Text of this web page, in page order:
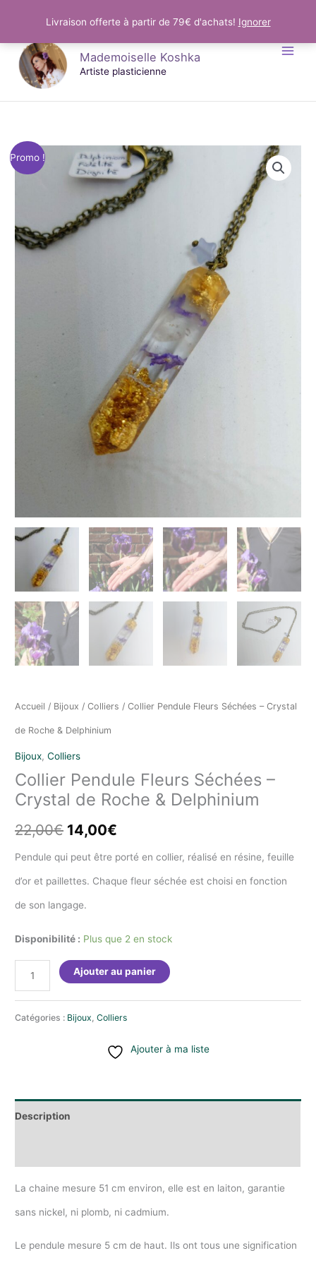
Livraison offerte à partir de 79€ d'achats! Ignorer
contenu Mademoiselle Koshka
Artiste plasticienne
Promo !
Accueil / Bijoux /Colliers / Collier Pendule Fleurs Séchées – Crystal
de Roche & Delphinium
Bijoux,Colliers
Collier Pendule Fleurs Séchées –
Crystal de Roche & Delphinium
22,00€ Le
prix
initial
était :
14,00€
prix
actuel
Pendule qui peut être porté en collier, réalisé en résine, feuille
d’or et paillettes. Chaque fleur séchée est choisi en fonction
de son langage.
Disponibilité : Plus que 2 en stock
quantité
Collier
-
Roche
&
Ajouter au panier
Catégories : Bijoux ,Colliers
Ajouter à ma liste
Description
La chaine mesure 51 cm environ, elle est en laiton, garantie
sans nickel, ni plomb, ni cadmium.
Le pendule mesure 5 cm de haut. Ils ont tous une signification